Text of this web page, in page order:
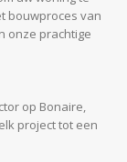
bouwproces van
onze prachtige
op Bonaire,
project tot een